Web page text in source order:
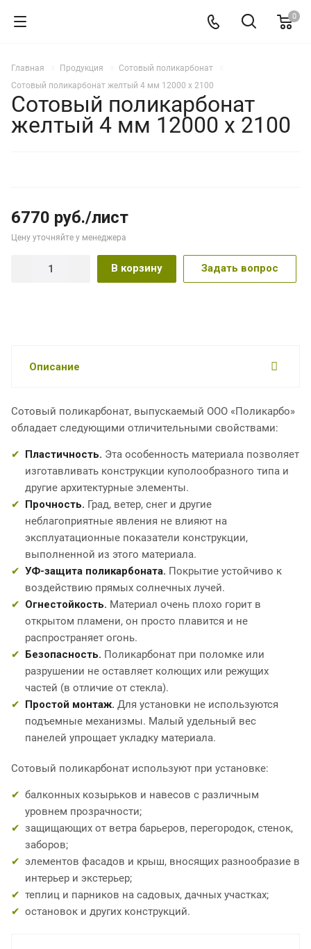
0
Главная Продукция
Сотовый поликарбонат
Сотовый поликарбонат желтый 4 мм 12000 x 2100
Сотовый поликарбонат
желтый 4 мм 12000 x 2100
6770 руб./лист
Цену уточняйте у менеджера
В корзину Задать вопрос
Описание
Сотовый поликарбонат, выпускаемый ООО «Поликарбо»
обладает следующими отличительными свойствами:
Пластичность. Эта особенность материала позволяет
изготавливать конструкции куполообразного типа и
другие архитектурные элементы.
Прочность. Град, ветер, снег и другие
неблагоприятные явления не влияют на
эксплуатационные показатели конструкции,
выполненной из этого материала.
УФ-защита поликарбоната. Покрытие устойчиво к
воздействию прямых солнечных лучей.
Огнестойкость. Материал очень плохо горит в
открытом пламени, он просто плавится и не
распространяет огонь.
Безопасность. Поликарбонат при поломке или
разрушении не оставляет колющих или режущих
частей (в отличие от стекла).
Простой монтаж. Для установки не используются
подъемные механизмы. Малый удельный вес
панелей упрощает укладку материала.
Сотовый поликарбонат используют при установке:
балконных козырьков и навесов с различным
уровнем прозрачности;
защищающих от ветра барьеров, перегородок, стенок,
заборов;
элементов фасадов и крыш, вносящих разнообразие в
интерьер и экстерьер;
теплиц и парников на садовых, дачных участках;
остановок и других конструкций.